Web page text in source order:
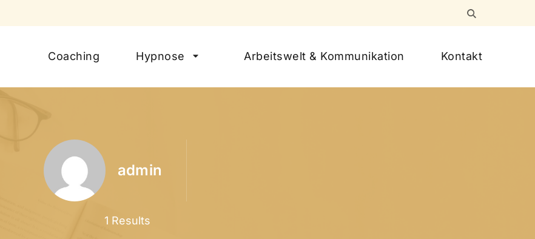
Coaching Hypnose Arbeitswelt & Kommunikation Kontakt
admin
1 Results